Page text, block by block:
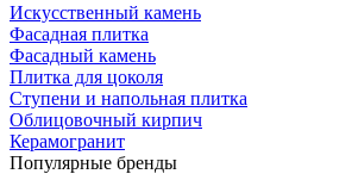
Искусственный камень
Фасадная плитка
Фасадный камень
Плитка для цоколя
Ступени и напольная плитка
Облицовочный кирпич
Керамогранит
Популярные бренды